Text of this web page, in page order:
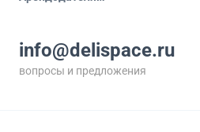
info@delispace.ru
вопросы и предложения